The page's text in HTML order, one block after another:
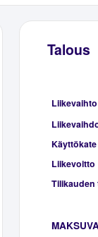
Talous
Käyttökate
Liikevoitto
Tilikauden